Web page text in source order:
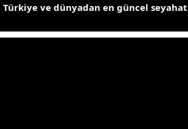
Türkiye ve dünyadan en güncel